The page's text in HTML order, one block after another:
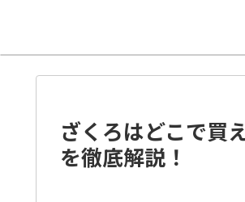
ざくろはどこで買
を徹底解説！